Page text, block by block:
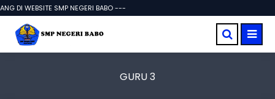
DI WEBSITE SMP NEGERI BABO ---
GURU 3